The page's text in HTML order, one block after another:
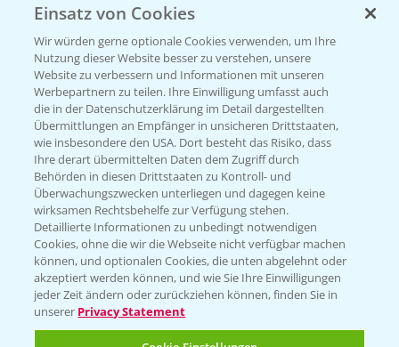
Beratung auf WhatsApp
T.+49 (0)174 346 564 1
KONTAKT
Hilfe in Notfällen
T.+49 (0)214/30-20220
Folgen Sie uns
Einsatz von Cookies
Wir würden gerne optionale Cookies verwenden, um Ihre
Nutzung dieser Website besser zu verstehen, unsere
Website zu verbessern und Informationen mit unseren
Werbepartnern zu teilen. Ihre Einwilligung umfasst auch
die in der Datenschutzerklärung im Detail dargestellten
Übermittlungen an Empfänger in unsicheren Drittstaaten,
wie insbesondere den USA. Dort besteht das Risiko, dass
Ihre derart übermittelten Daten dem Zugriff durch
Behörden in diesen Drittstaaten zu Kontroll- und
Überwachungszwecken unterliegen und dagegen keine
wirksamen Rechtsbehelfe zur Verfügung stehen.
Detaillierte Informationen zu unbedingt notwendigen
Cookies, ohne die wir die Webseite nicht verfügbar machen
können, und optionalen Cookies, die unten abgelehnt oder
akzeptiert werden können, und wie Sie Ihre Einwilligungen
jeder Zeit ändern oder zurückziehen können, finden Sie in
unserer Privacy Statement